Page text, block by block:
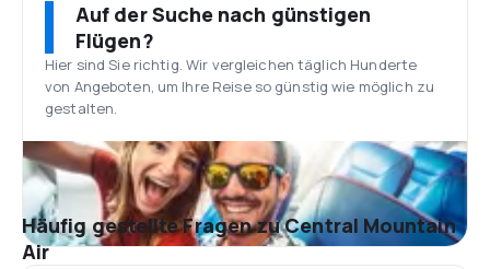
Auf der Suche nach günstigen
Flügen?
Hier sind Sie richtig. Wir vergleichen täglich Hunderte
von Angeboten, um Ihre Reise so günstig wie möglich zu
gestalten.
Häufig gestellte Fragen zu Central Mountain
Air